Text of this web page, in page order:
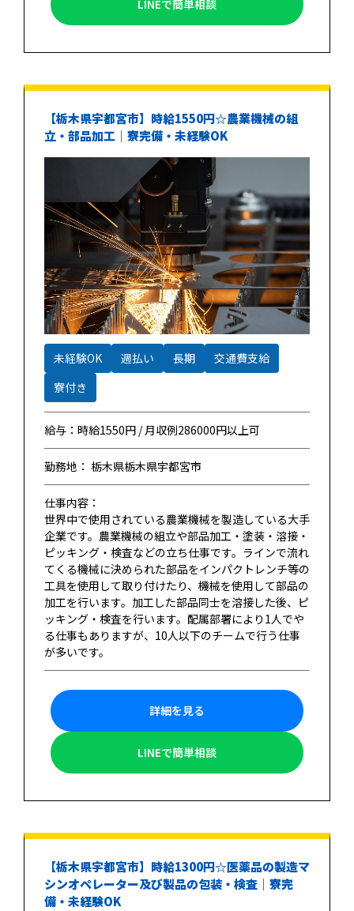
LINEで簡単相談
【栃木県宇都宮市】時給1550円☆農業機械の組
立・部品加工｜寮完備・未経験OK
未経験OK 週払い 長期
交通費支給
寮付き
給与：時給1550円 / 月収例286000円以上可
勤務地： 栃木県栃木県宇都宮市
仕事内容：
世界中で使用されている農業機械を製造している大手
企業です。農業機械の組立や部品加工・塗装・溶接・
ピッキング・検査などの立ち仕事です。ラインで流れ
てくる機械に決められた部品をインパクトレンチ等の
工具を使用して取り付けたり、機械を使用して部品の
加工を行います。加工した部品同士を溶接した後、ピ
ッキング・検査を行います。配属部署により1人でや
る仕事もありますが、10人以下のチームで行う仕事
が多いです。
詳細を見る
LINEで簡単相談
【栃木県宇都宮市】時給1300円☆医薬品の製造マ
シンオペレーター及び製品の包装・検査｜寮完
備・未経験OK